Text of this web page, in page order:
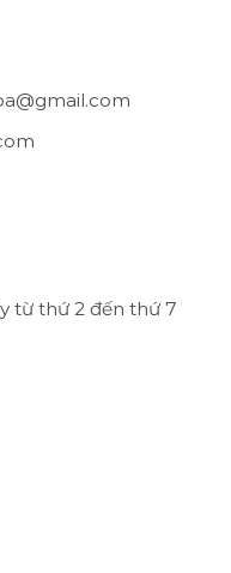
từ thứ 2 đến thứ 7